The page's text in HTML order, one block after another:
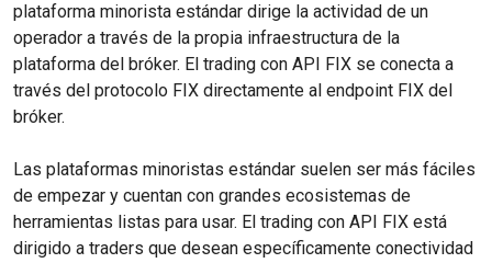
plataforma minorista estándar dirige la actividad de un
operador a través de la propia infraestructura de la
plataforma del bróker. El trading con API FIX se conecta a
través del protocolo FIX directamente al endpoint FIX del
bróker.
Las plataformas minoristas estándar suelen ser más fáciles
de empezar y cuentan con grandes ecosistemas de
herramientas listas para usar. El trading con API FIX está
dirigido a traders que desean específicamente conectividad